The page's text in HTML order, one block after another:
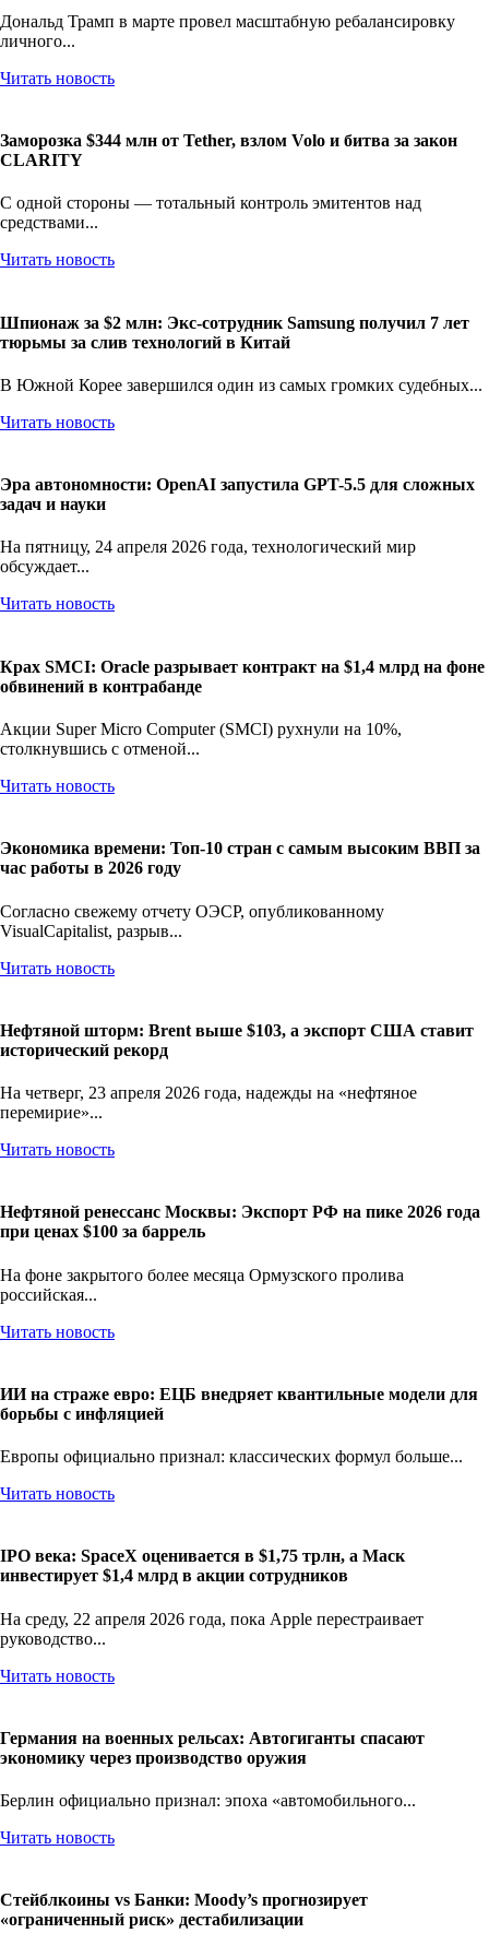
Дональд Трамп в марте провел масштабную ребалансировку
личного...
Читать новость
Заморозка $344 млн от Tether, взлом Volo и битва за закон
CLARITY
С одной стороны — тотальный контроль эмитентов над
средствами...
Читать новость
Шпионаж за $2 млн: Экс-сотрудник Samsung получил 7 лет
тюрьмы за слив технологий в Китай
В Южной Корее завершился один из самых громких судебных...
Читать новость
Эра автономности: OpenAI запустила GPT-5.5 для сложных
задач и науки
На пятницу, 24 апреля 2026 года, технологический мир
обсуждает...
Читать новость
Крах SMCI: Oracle разрывает контракт на $1,4 млрд на фоне
обвинений в контрабанде
Акции Super Micro Computer (SMCI) рухнули на 10%,
столкнувшись с отменой...
Читать новость
Экономика времени: Топ-10 стран с самым высоким ВВП за
час работы в 2026 году
Согласно свежему отчету ОЭСР, опубликованному
VisualCapitalist, разрыв...
Читать новость
Нефтяной шторм: Brent выше $103, а экспорт США ставит
исторический рекорд
На четверг, 23 апреля 2026 года, надежды на «нефтяное
перемирие»...
Читать новость
Нефтяной ренессанс Москвы: Экспорт РФ на пике 2026 года
при ценах $100 за баррель
На фоне закрытого более месяца Ормузского пролива
российская...
Читать новость
ИИ на страже евро: ЕЦБ внедряет квантильные модели для
борьбы с инфляцией
Европы официально признал: классических формул больше...
Читать новость
IPO века: SpaceX оценивается в $1,75 трлн, а Маск
инвестирует $1,4 млрд в акции сотрудников
На среду, 22 апреля 2026 года, пока Apple перестраивает
руководство...
Читать новость
Германия на военных рельсах: Автогиганты спасают
экономику через производство оружия
Берлин официально признал: эпоха «автомобильного...
Читать новость
Стейблкоины vs Банки: Moody’s прогнозирует
«ограниченный риск» дестабилизации